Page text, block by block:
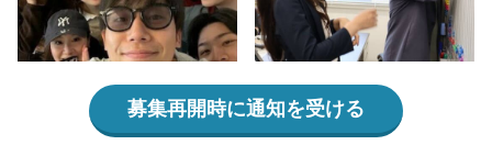
募集再開時に通知を受ける